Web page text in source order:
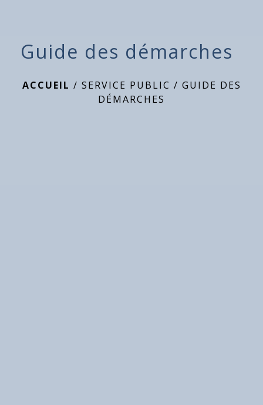
Guide des démarches
ACCUEIL / SERVICE PUBLIC / GUIDE DES
DÉMARCHES